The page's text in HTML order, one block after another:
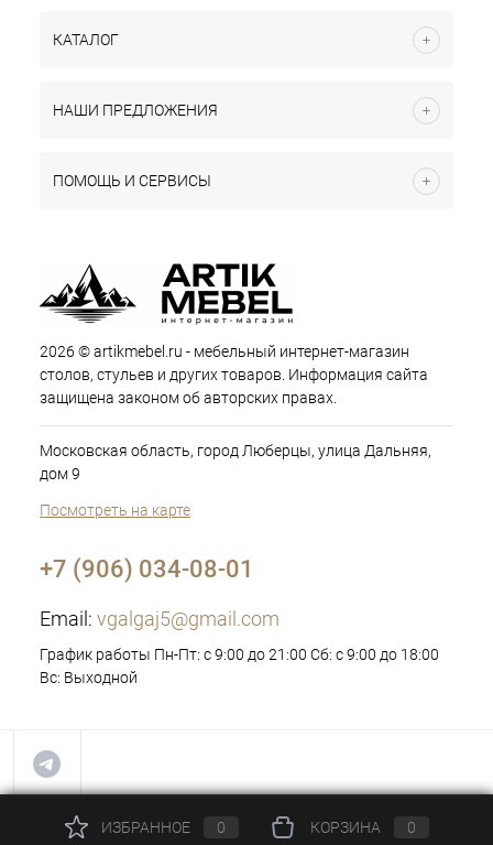
КАТАЛОГ
НАШИ ПРЕДЛОЖЕНИЯ
ПОМОЩЬ И СЕРВИСЫ
2026 © artikmebel.ru - мебельный интернет-магазин
столов, стульев и других товаров. Информация сайта
защищена законом об авторских правах.
Московская область, город Люберцы, улица Дальняя,
дом 9
Посмотреть на карте
+7 (906) 034-08-01
Email: vgalgaj5@gmail.com
График работы Пн-Пт: с 9:00 до 21:00 Сб: с 9:00 до 18:00
Вс: Выходной
ИЗБРАННОЕ 0 КОРЗИНА 0